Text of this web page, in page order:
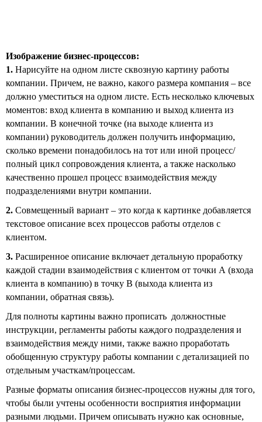
Изображение бизнес-процессов:
1. Нарисуйте на одном листе сквозную картину работы
компании. Причем, не важно, какого размера компания – все
должно уместиться на одном листе. Есть несколько ключевых
моментов: вход клиента в компанию и выход клиента из
компании. В конечной точке (на выходе клиента из
компании) руководитель должен получить информацию,
сколько времени понадобилось на тот или иной процесс/
полный цикл сопровождения клиента, а также насколько
качественно прошел процесс взаимодействия между
подразделениями внутри компании.
2. Совмещенный вариант – это когда к картинке добавляется
текстовое описание всех процессов работы отделов с
клиентом.
3. Расширенное описание включает детальную проработку
каждой стадии взаимодействия с клиентом от точки А (входа
клиента в компанию) в точку В (выхода клиента из
компании, обратная связь).
Для полноты картины важно прописать должностные
инструкции, регламенты работы каждого подразделения и
взаимодействия между ними, также важно проработать
обобщенную структуру работы компании с детализацией по
отдельным участкам/процессам.
Разные форматы описания бизнес-процессов нужны для того,
чтобы были учтены особенности восприятия информации
разными людьми. Причем описывать нужно как основные,